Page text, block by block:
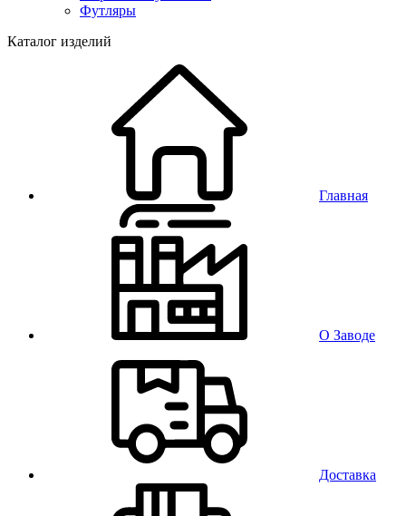
Футляры
Каталог изделий
Главная
О Заводе
Доставка